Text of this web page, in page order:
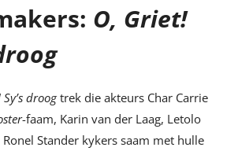
O, Griet!
droogtrek die akteurs Char Carrie
-faam, Karin van der Laag, Letolo
Ronel Stander kykers saam met hulle